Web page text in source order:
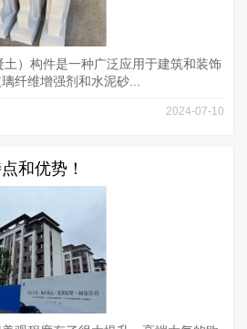
）构件是一种广泛应用于建筑和装饰
纤维增强剂和水泥砂...
2024-07-10
和优势！